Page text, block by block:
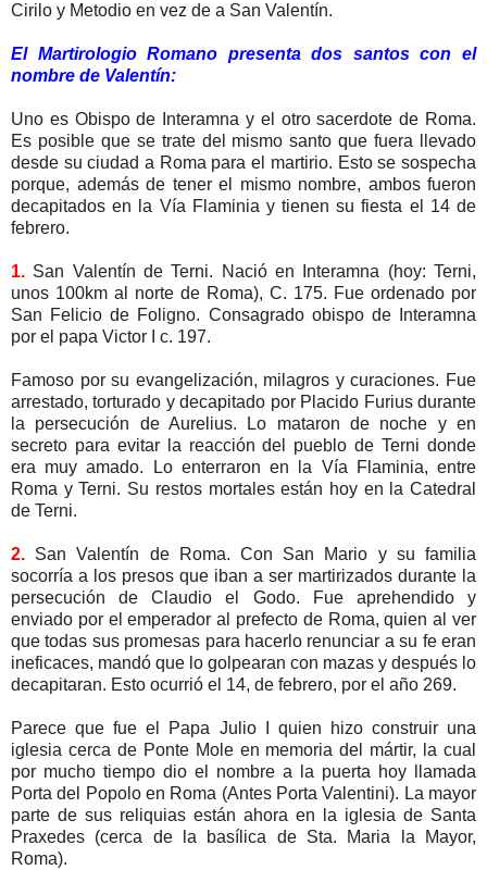
Cirilo y Metodio en vez de a San Valentín.
El Martirologio Romano presenta dos santos con el
nombre de Valentín:
Uno es Obispo de Interamna y el otro sacerdote de Roma.
Es posible que se trate del mismo santo que fuera llevado
desde su ciudad a Roma para el martirio. Esto se sospecha
porque, además de tener el mismo nombre, ambos fueron
decapitados en la Vía Flaminia y tienen su fiesta el 14 de
febrero.
1. San Valentín de Terni. Nació en Interamna (hoy: Terni,
unos 100km al norte de Roma), C. 175. Fue ordenado por
San Felicio de Foligno. Consagrado obispo de Interamna
por el papa Victor I c. 197.
Famoso por su evangelización, milagros y curaciones. Fue
arrestado, torturado y decapitado por Placido Furius durante
la persecución de Aurelius. Lo mataron de noche y en
secreto para evitar la reacción del pueblo de Terni donde
era muy amado. Lo enterraron en la Vía Flaminia, entre
Roma y Terni. Su restos mortales están hoy en la Catedral
de Terni.
2. San Valentín de Roma. Con San Mario y su familia
socorría a los presos que iban a ser martirizados durante la
persecución de Claudio el Godo. Fue aprehendido y
enviado por el emperador al prefecto de Roma, quien al ver
que todas sus promesas para hacerlo renunciar a su fe eran
ineficaces, mandó que lo golpearan con mazas y después lo
decapitaran. Esto ocurrió el 14, de febrero, por el año 269.
Parece que fue el Papa Julio I quien hizo construir una
iglesia cerca de Ponte Mole en memoria del mártir, la cual
por mucho tiempo dio el nombre a la puerta hoy llamada
Porta del Popolo en Roma (Antes Porta Valentini). La mayor
parte de sus reliquias están ahora en la iglesia de Santa
Praxedes (cerca de la basílica de Sta. Maria la Mayor,
Roma).